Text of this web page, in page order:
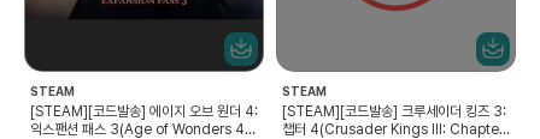
STEAM
[STEAM][코드발송] 에이지 오브 원더 4:
익스팬션 패스 3(Age of Wonders 4:
STEAM
[STEAM][코드발송] 크루세이더 킹즈 3:
챕터 4(Crusader Kings III: Chapter